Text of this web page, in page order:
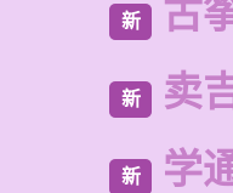
新 古
新 卖
新 学